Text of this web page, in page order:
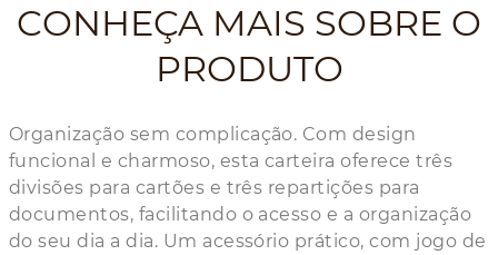
CONHEÇA MAIS SOBRE O
PRODUTO
Organização sem complicação. Com design
funcional e charmoso, esta carteira oferece três
divisões para cartões e três repartições para
documentos, facilitando o acesso e a organização
do seu dia a dia. Um acessório prático, com jogo de